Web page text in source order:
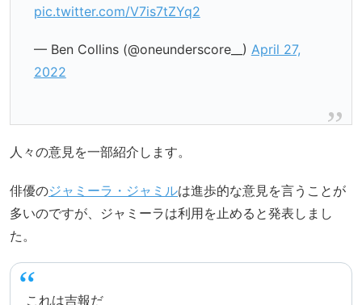
pic.twitter.com/V7is7tZYq2
— Ben Collins (@oneunderscore__) April 27,
2022
人々の意見を一部紹介します。
俳優のジャミーラ・ジャミルは進歩的な意見を言うことが
多いのですが、ジャミーラは利用を止めると発表しまし
た。
これは吉報だ